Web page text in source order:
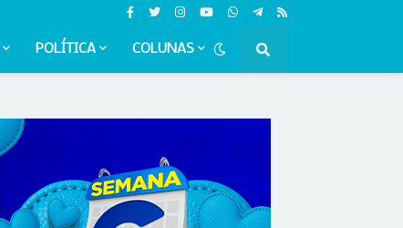
POLÍTICA COLUNAS